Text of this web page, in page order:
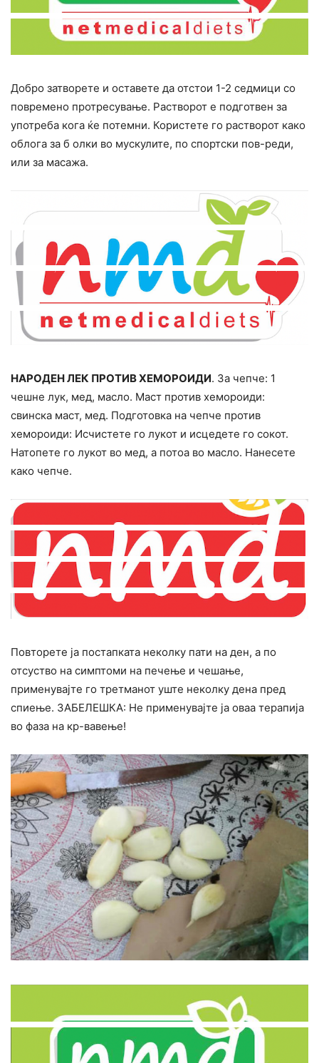
Добро затворете и оставете да отстои 1-2 седмици со
повремено протресување. Растворот е подготвен за
употреба кога ќе потемни. Користете го растворот како
облога за б олки во мускулите, по спортски пов-реди,
или за масажа.
НАРОДЕН ЛЕК ПРОТИВ ХЕМОРОИДИ. За чепче: 1
чешне лук, мед, масло. Маст против хемороиди:
свинска маст, мед. Подготовка на чепче против
хемороиди: Исчистете го лукот и исцедете го сокот.
Натопете го лукот во мед, а потоа во масло. Нанесете
како чепче.
Повторете ја постапката неколку пати на ден, а по
отсуство на симптоми на печење и чешање,
применувајте го третманот уште неколку дена пред
спиење. ЗАБЕЛЕШКА: Не применувајте ја оваа терапија
во фаза на кр-вавење!